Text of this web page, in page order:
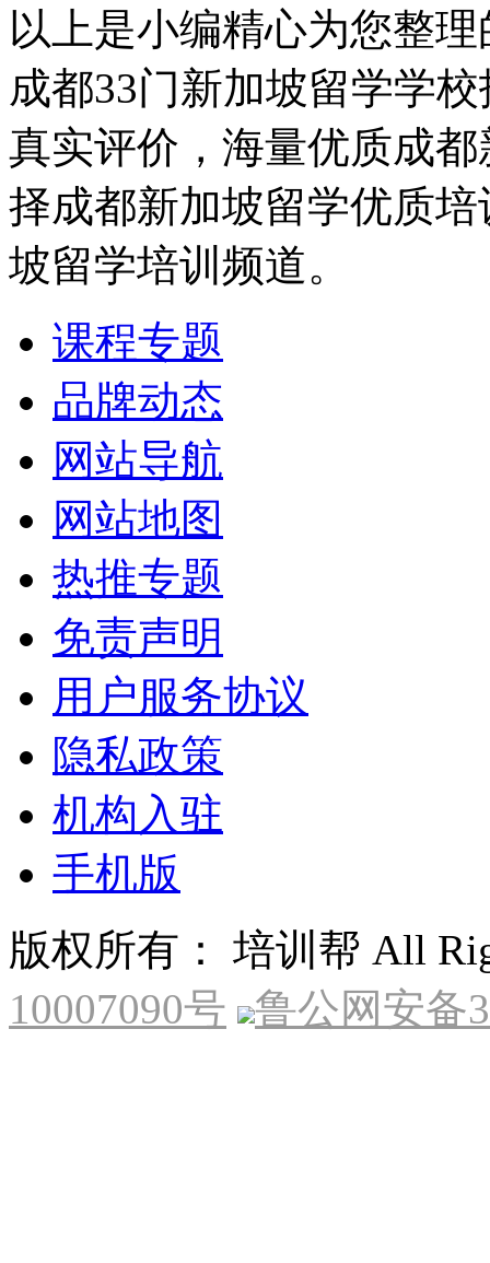
以上是小编精心为您整
成都33门新加坡留学学
真实评价，海量优质成
择成都新加坡留学优质
坡留学培训频道。
课程专题
品牌动态
网站导航
网站地图
热推专题
免责声明
用户服务协议
隐私政策
机构入驻
手机版
版权所有： 培训帮 All
10007090号
鲁公网安备